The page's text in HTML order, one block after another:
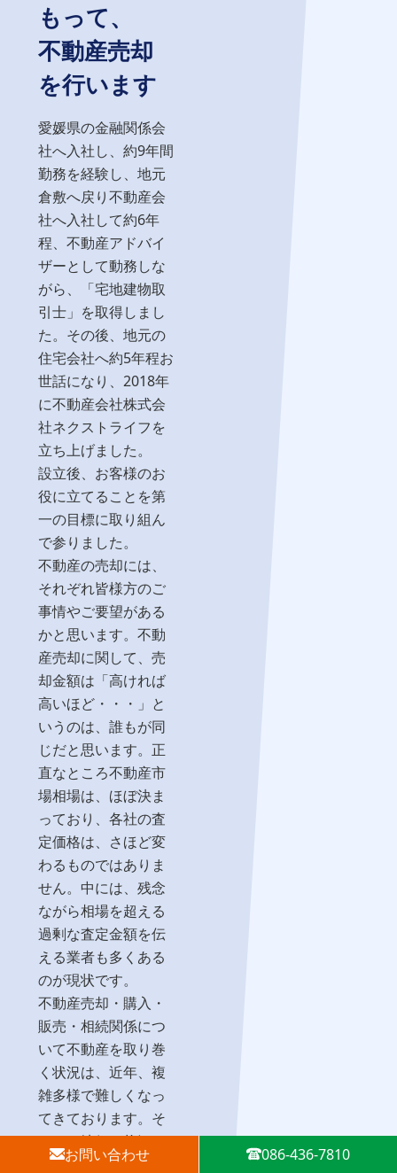
もって、
不動産売却
を行います
愛媛県の金融関係会
社へ入社し、約9年間
勤務を経験し、地元
倉敷へ戻り不動産会
社へ入社して約6年
程、不動産アドバイ
ザーとして動務しな
がら、「宅地建物取
引士」を取得しまし
た。その後、地元の
住宅会社へ約5年程お
世話になり、2018年
に不動産会社株式会
社ネクストライフを
立ち上げました。
設立後、お客様のお
役に立てることを第
一の目標に取り組ん
で参りました。
不動産の売却には、
それぞれ皆様方のご
事情やご要望がある
かと思います。不動
産売却に関して、売
却金額は「高ければ
高いほど・・・」と
いうのは、誰もが同
じだと思います。正
直なところ不動産市
場相場は、ほぼ決ま
っており、各社の査
定価格は、さほど変
わるものではありま
せん。中には、残念
ながら相場を超える
過剰な査定金額を伝
える業者も多くある
のが現状です。
不動産売却・購入・
販売・相続関係につ
いて不動産を取り巻
く状況は、近年、複
雑多様で難しくなっ
てきております。そ
のため地価の状況と
将来の動向をリアル
お問い合わせ 086-436-7810